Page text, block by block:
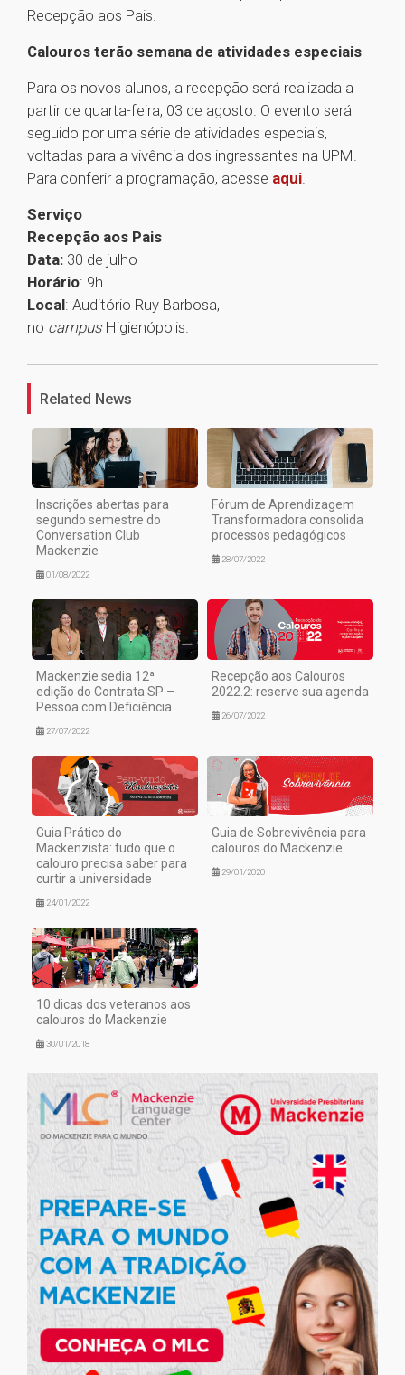
Recepção aos Pais.
Calouros terão semana de atividades especiais
Para os novos alunos, a recepção será realizada a
partir de quarta-feira, 03 de agosto. O evento será
seguido por uma série de atividades especiais,
voltadas para a vivência dos ingressantes na UPM.
Para conferir a programação, acesse aqui.
Serviço
Recepção aos Pais
Data: 30 de julho
Horário: 9h
Local: Auditório Ruy Barbosa,
no campus Higienópolis.
Related News
Inscrições abertas para
segundo semestre do
Conversation Club
Mackenzie
01/08/2022
Fórum de Aprendizagem
Transformadora consolida
processos pedagógicos
28/07/2022
Mackenzie sedia 12ª
edição do Contrata SP –
Pessoa com Deficiência
27/07/2022
Recepção aos Calouros
2022.2: reserve sua agenda
26/07/2022
Guia Prático do
Mackenzista: tudo que o
calouro precisa saber para
curtir a universidade
24/01/2022
Guia de Sobrevivência para
calouros do Mackenzie
29/01/2020
10 dicas dos veteranos aos
calouros do Mackenzie
30/01/2018